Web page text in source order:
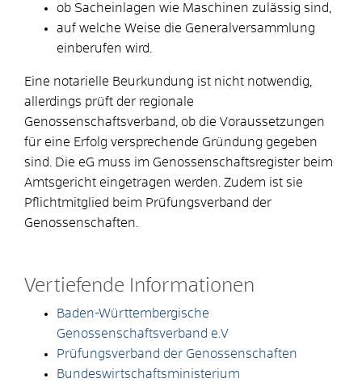
ob Sacheinlagen wie Maschinen zulässig sind,
auf welche Weise die Generalversammlung
einberufen wird.
Eine notarielle Beurkundung ist nicht notwendig,
allerdings prüft der regionale
Genossenschaftsverband, ob die Voraussetzungen
für eine Erfolg versprechende Gründung gegeben
sind. Die eG muss im Genossenschaftsregister beim
Amtsgericht eingetragen werden. Zudem ist sie
Pflichtmitglied beim Prüfungsverband der
Genossenschaften.
Vertiefende Informationen
Baden-Württembergische
Genossenschaftsverband e.V
Prüfungsverband der Genossenschaften
Bundeswirtschaftsministerium